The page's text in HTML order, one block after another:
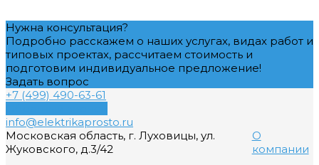
Нужна консультация?
Подробно расскажем о наших услугах, видах работ и
типовых проектах, рассчитаем стоимость и
подготовим индивидуальное предложение!
Задать вопрос
+7 (499) 490-63-61
info@elektrikaprosto.ru
Московская область, г. Луховицы, ул.
Жуковского, д.3/42
О
компании